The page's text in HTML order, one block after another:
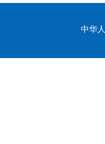
中华